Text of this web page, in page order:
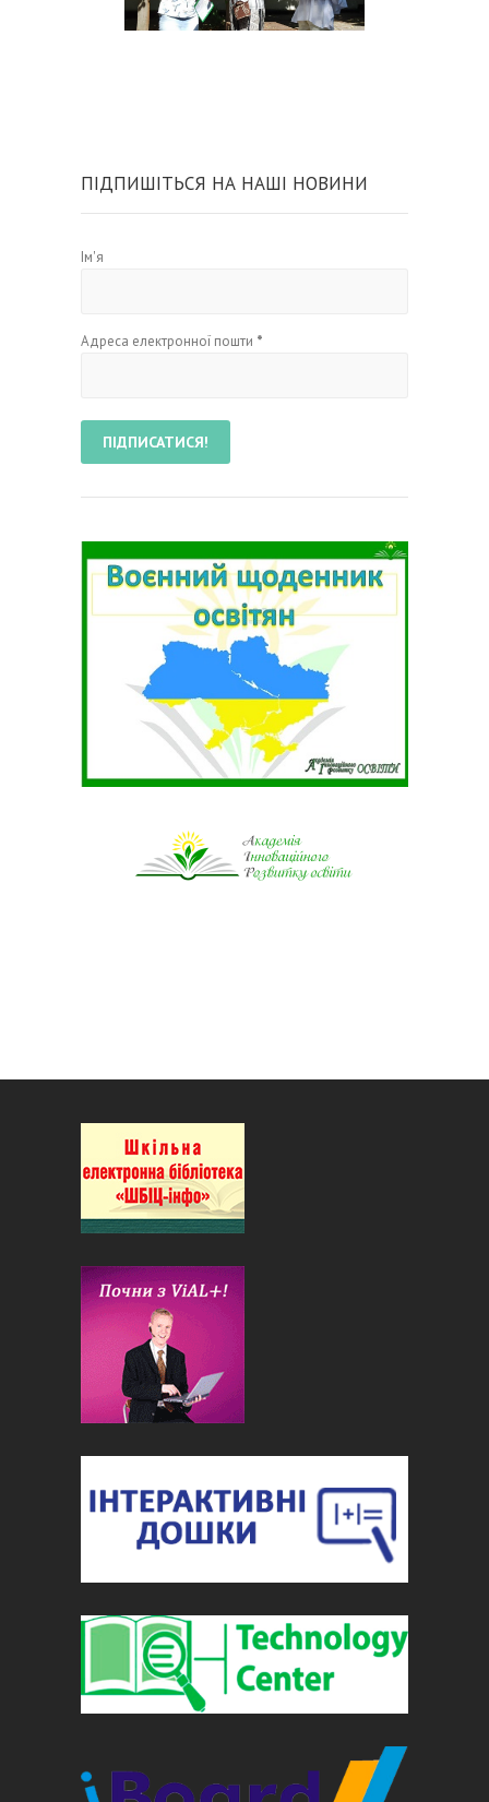
ПІДПИШІТЬСЯ НА НАШІ НОВИНИ
Ім'я
Адреса електронної пошти *